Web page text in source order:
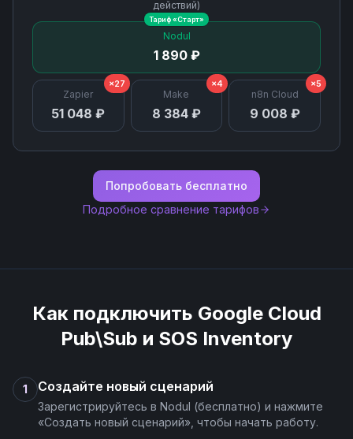
Schemas List
Subscription Delete
Subscription Detach
Subscription Get
Subscriptions List
Topic List Subscriptions
Topic Update
действий)
Nodul
1 890 ₽
Тариф «Старт»
Zapier
51 048 ₽
×27
Make
8 384 ₽
×4
n8n Cloud
9 008 ₽
×5
Попробовать бесплатно
Подробное сравнение тарифов
Как подключить Google Cloud
Pub\Sub и SOS Inventory
1 Создайте новый сценарий
Зарегистрируйтесь в Nodul (бесплатно) и нажмите
«Создать новый сценарий», чтобы начать работу.